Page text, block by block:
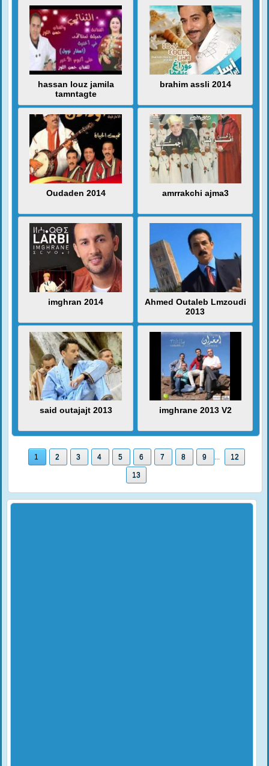
hassan louz jamila
tamntagte
brahim assli 2014
Oudaden 2014 amrrakchi ajma3
imghran 2014
Ahmed Outaleb Lmzoudi
2013
said outajajt 2013 imghrane 2013 V2
1 2 3 4 5 6 7 8 9 12
13